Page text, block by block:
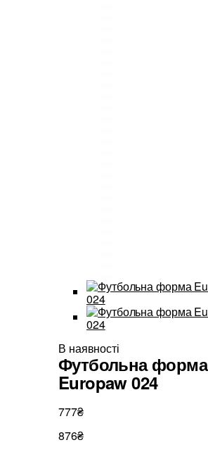
В наявності
Футбольна форма
Europaw 024
777₴
876₴